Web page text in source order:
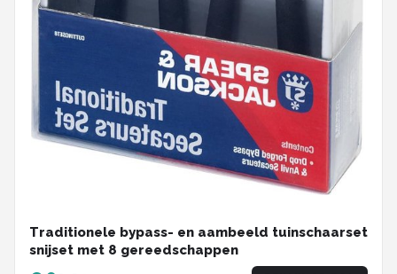
Traditionele bypass- en aambeeld tuinschaarset
snijset met 8 gereedschappen